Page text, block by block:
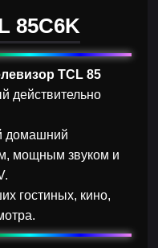
85C6K
TCL 85
действительно
домашний
мощным звуком и
гостиных, кино,